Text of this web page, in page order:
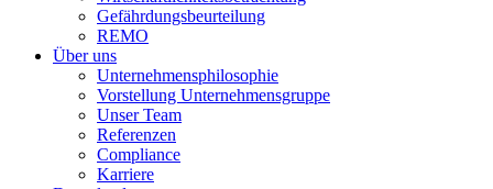
Gefährdungsbeurteilung
REMO
Über uns
Unternehmensphilosophie
Vorstellung Unternehmensgruppe
Unser Team
Referenzen
Compliance
Karriere